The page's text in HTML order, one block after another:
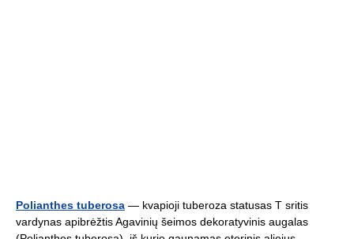
Polianthes tuberosa — kvapioji tuberoza statusas T sritis
vardynas apibrėžtis Agavinių šeimos dekoratyvinis augalas